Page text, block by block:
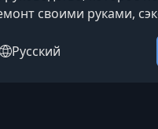
своими руками,
рублей. Материал
видеоуроки
работе даже тем, кто
Русский